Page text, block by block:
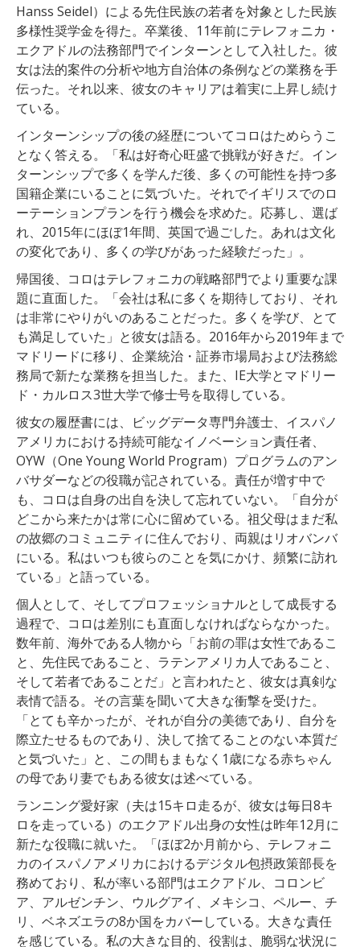
Hanss Seidel）による先住民族の若者を対象とした民族
多様性奨学金を得た。卒業後、11年前にテレフォニカ・
エクアドルの法務部門でインターンとして入社した。彼
女は法的案件の分析や地方自治体の条例などの業務を手
伝った。それ以来、彼女のキャリアは着実に上昇し続け
ている。
インターンシップの後の経歴についてコロはためらうこ
となく答える。「私は好奇心旺盛で挑戦が好きだ。イン
ターンシップで多くを学んだ後、多くの可能性を持つ多
国籍企業にいることに気づいた。それでイギリスでのロ
ーテーションプランを行う機会を求めた。応募し、選ば
れ、2015年にほぼ1年間、英国で過ごした。あれは文化
の変化であり、多くの学びがあった経験だった」。
帰国後、コロはテレフォニカの戦略部門でより重要な課
題に直面した。「会社は私に多くを期待しており、それ
は非常にやりがいのあることだった。多くを学び、とて
も満足していた」と彼女は語る。2016年から2019年まで
マドリードに移り、企業統治・証券市場局および法務総
務局で新たな業務を担当した。また、IE大学とマドリー
ド・カルロス3世大学で修士号を取得している。
彼女の履歴書には、ビッグデータ専門弁護士、イスパノ
アメリカにおける持続可能なイノベーション責任者、
OYW（One Young World Program）プログラムのアン
バサダーなどの役職が記されている。責任が増す中で
も、コロは自身の出自を決して忘れていない。「自分が
どこから来たかは常に心に留めている。祖父母はまだ私
の故郷のコミュニティに住んでおり、両親はリオバンバ
にいる。私はいつも彼らのことを気にかけ、頻繁に訪れ
ている」と語っている。
個人として、そしてプロフェッショナルとして成長する
過程で、コロは差別にも直面しなければならなかった。
数年前、海外である人物から「お前の罪は女性であるこ
と、先住民であること、ラテンアメリカ人であること、
そして若者であることだ」と言われたと、彼女は真剣な
表情で語る。その言葉を聞いて大きな衝撃を受けた。
「とても辛かったが、それが自分の美徳であり、自分を
際立たせるものであり、決して捨てることのない本質だ
と気づいた」と、この間もまもなく1歳になる赤ちゃん
の母であり妻でもある彼女は述べている。
ランニング愛好家（夫は15キロ走るが、彼女は毎日8キ
ロを走っている）のエクアドル出身の女性は昨年12月に
新たな役職に就いた。「ほぼ2か月前から、テレフォニ
カのイスパノアメリカにおけるデジタル包摂政策部長を
務めており、私が率いる部門はエクアドル、コロンビ
ア、アルゼンチン、ウルグアイ、メキシコ、ペルー、チ
リ、ベネズエラの8か国をカバーしている。大きな責任
を感じている。私の大きな目的、役割は、脆弱な状況に